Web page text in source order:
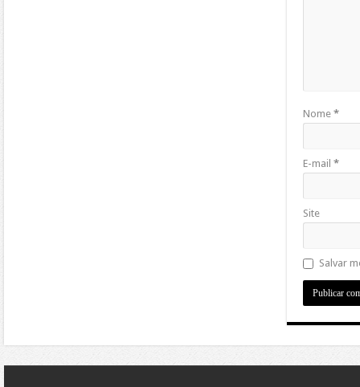
Nome *
E-mail *
Site
Salvar